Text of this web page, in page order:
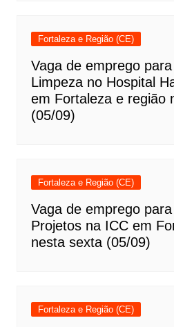
Fortaleza e Região (CE)
Vaga de emprego
Limpeza no Hospital
em Fortaleza e região
(05/09)
Fortaleza e Região (CE)
Vaga de emprego
Projetos na ICC em
nesta sexta (05/09)
Fortaleza e Região (CE)